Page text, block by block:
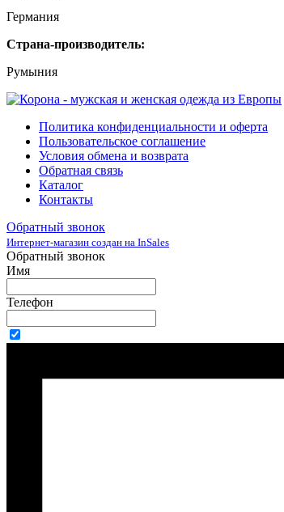
Германия
Страна-производитель:
Румыния
Политика конфиденциальности и оферта
Пользовательское соглашение
Условия обмена и возврата
Обратная связь
Каталог
Контакты
Обратный звонок
Интернет-магазин создан на InSales
Обратный звонок
Имя
Телефон